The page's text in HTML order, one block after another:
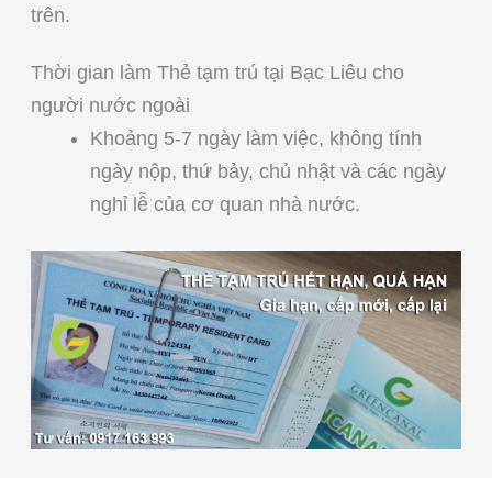
trên.
Thời gian làm Thẻ tạm trú tại Bạc Liêu cho
người nước ngoài
Khoảng 5-7 ngày làm việc, không tính
ngày nộp, thứ bảy, chủ nhật và các ngày
nghỉ lễ của cơ quan nhà nước.